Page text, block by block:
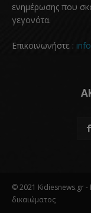
ενημέρωσης που
γεγονότα.
Επικοινωνήστε :
© 2021 Kidiesnews.gr -
δικαιώματος